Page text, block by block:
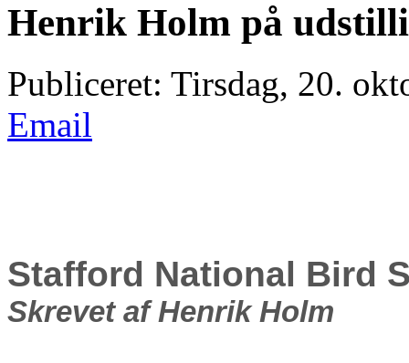
Henrik Holm på
Publiceret: Tirsdag, 20.
Email
Stafford National Bird
Skrevet af Henrik Holm